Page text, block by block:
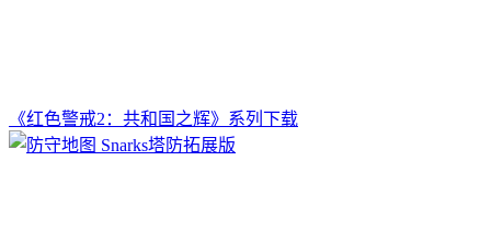
《红色警戒2：共和国之辉》系列下载